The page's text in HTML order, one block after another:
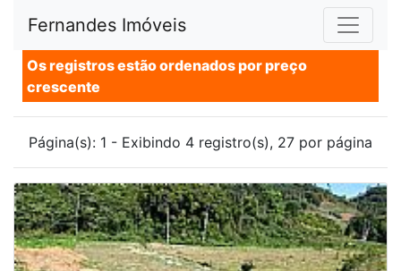
Fernandes Imóveis
Os registros estão ordenados por preço
crescente
Página(s): 1 - Exibindo 4 registro(s), 27 por página